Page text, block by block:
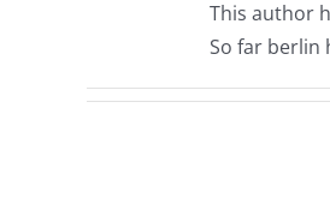
This author
So far berlin